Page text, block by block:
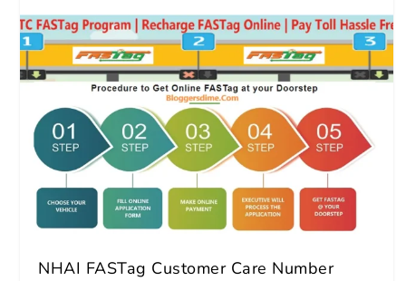
NHAI FASTag Customer Care Number